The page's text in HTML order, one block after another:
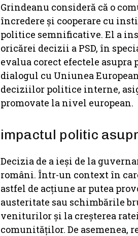
Grindeanu consideră că o
încredere și cooperare cu
politice semnificative. El a
oricărei decizii a PSD, în
evalua corect efectele
dialogul cu Uniunea
deciziilor politice interne,
promovate la nivel european.
impactul politic
Decizia de a ieși de la
români. Într-un context în
astfel de acțiune ar putea
austeritate sau schimbările
veniturilor și la creșterea
comunităților. De asemenea,